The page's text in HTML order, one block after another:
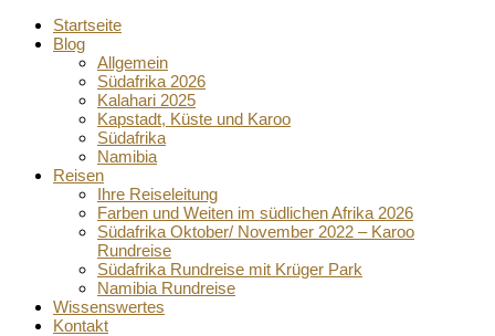
Startseite
Blog
Allgemein
Südafrika 2026
Kalahari 2025
Kapstadt, Küste und Karoo
Südafrika
Namibia
Reisen
Ihre Reiseleitung
Farben und Weiten im südlichen Afrika 2026
Südafrika Oktober/ November 2022 – Karoo
Rundreise
Südafrika Rundreise mit Krüger Park
Namibia Rundreise
Wissenswertes
Kontakt